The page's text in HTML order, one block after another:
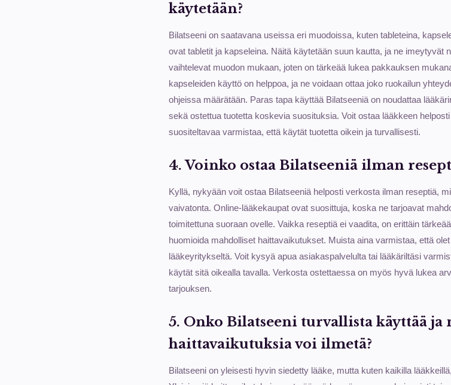
käytetään?
Bilatseeni on saatavana useissa eri muodoissa, kuten tableteina,
ovat tabletit ja kapseleina. Näitä käytetään suun kautta, ja ne imeytyvät
vaihtelevat muodon mukaan, joten on tärkeää lukea pakkauksen
kapseleiden käyttö on helppoa, ja ne voidaan ottaa joko ruokailun
ohjeissa määrätään. Paras tapa käyttää Bilatseeniä on noudattaa
sekä ostettua tuotetta koskevia suosituksia. Voit ostaa lääkkeen
suositeltavaa varmistaa, että käytät tuotetta oikein ja turvallisesti.
4. Voinko ostaa Bilatseeniä ilman
Kyllä, nykyään voit ostaa Bilatseeniä helposti verkosta ilman reseptiä,
vaivatonta. Online-lääkekaupat ovat suosittuja, koska ne tarjoavat
toimitettuna suoraan ovelle. Vaikka reseptiä ei vaadita, on erittäin
huomioida mahdolliset haittavaikutukset. Muista aina varmistaa, että
lääkeyritykseltä. Voit kysyä apua asiakaspalvelulta tai lääkäriltäsi
käytät sitä oikealla tavalla. Verkosta ostettaessa on myös hyvä lukea
tarjouksen.
5. Onko Bilatseeni turvallista käyttää
haittavaikutuksia voi ilmetä?
Bilatseeni on yleisesti hyvin siedetty lääke, mutta kuten kaikilla